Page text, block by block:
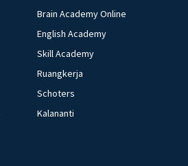
Brain Academy Online
English Academy
Skill Academy
Ruangkerja
Schoters
Kalananti